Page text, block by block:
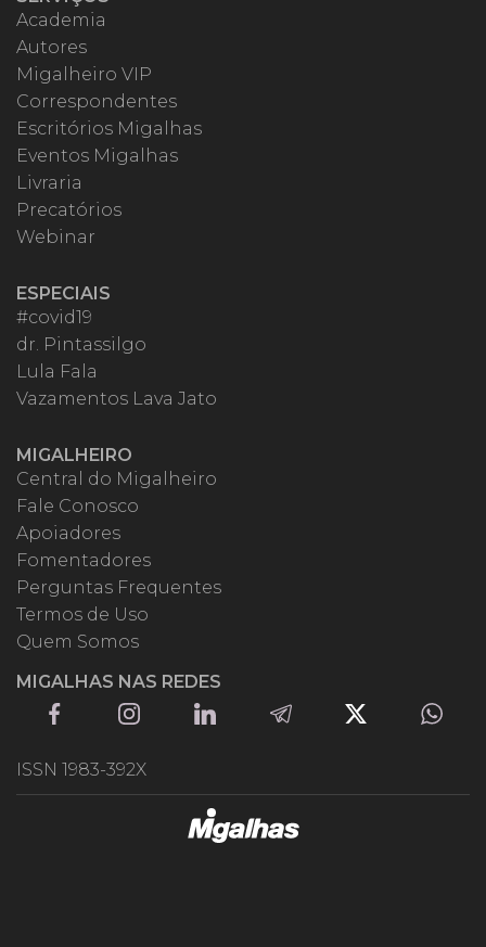
Academia
Autores
Migalheiro VIP
Correspondentes
Escritórios Migalhas
Eventos Migalhas
Livraria
Precatórios
Webinar
ESPECIAIS
#covid19
dr. Pintassilgo
Lula Fala
Vazamentos Lava Jato
MIGALHEIRO
Central do Migalheiro
Fale Conosco
Apoiadores
Fomentadores
Perguntas Frequentes
Termos de Uso
Quem Somos
MIGALHAS NAS REDES
ISSN 1983-392X